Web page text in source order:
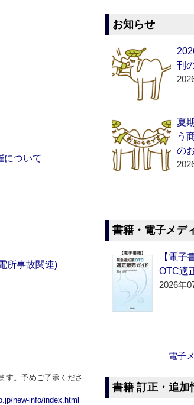
について
所事故関連)
す。予めご了承くださ
new-info/index.html
お知らせ
刊
夏
う
の
書籍・電子メデ
【電子
OTC適
2026年
電子
書籍 訂正・追加